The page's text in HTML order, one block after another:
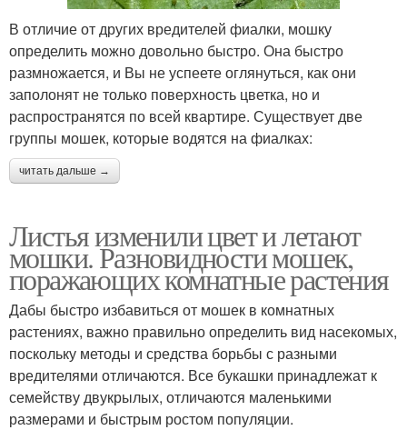
В отличие от других вредителей фиалки, мошку
определить можно довольно быстро. Она быстро
размножается, и Вы не успеете оглянуться, как они
заполонят не только поверхность цветка, но и
распространятся по всей квартире. Существует две
группы мошек, которые водятся на фиалках:
читать дальше →
Листья изменили цвет и летают
мошки. Разновидности мошек,
поражающих комнатные растения
Дабы быстро избавиться от мошек в комнатных
растениях, важно правильно определить вид насекомых,
поскольку методы и средства борьбы с разными
вредителями отличаются. Все букашки принадлежат к
семейству двукрылых, отличаются маленькими
размерами и быстрым ростом популяции.